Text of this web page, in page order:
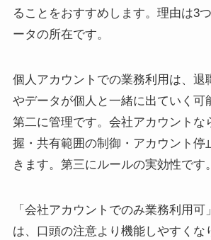
ることをおすすめします。理由は3
ータの所在です。
個人アカウントでの業務利用は、退
やデータが個人と一緒に出ていく可
第二に管理です。会社アカウントな
握・共有範囲の制御・アカウント停
きます。第三にルールの実効性です。
「会社アカウントでのみ業務利用可
は、口頭の注意より機能しやすくな